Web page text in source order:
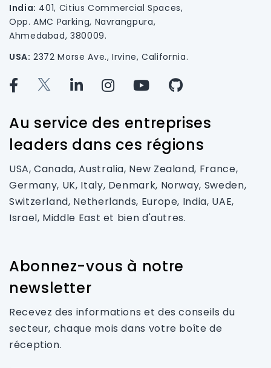
India: 401, Citius Commercial Spaces,
Opp. AMC Parking, Navrangpura,
Ahmedabad, 380009.
USA: 2372 Morse Ave., Irvine, California.
Au service des entreprises
leaders dans ces régions
USA, Canada, Australia, New Zealand, France,
Germany, UK, Italy, Denmark, Norway, Sweden,
Switzerland, Netherlands, Europe, India, UAE,
Israel, Middle East et bien d'autres.
Abonnez-vous à notre
newsletter
Recevez des informations et des conseils du
secteur, chaque mois dans votre boîte de
réception.